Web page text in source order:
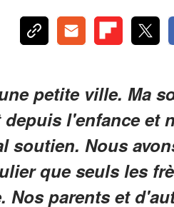
petite ville. Ma
l'enfance et
soutien. Nous
que seuls les
parents et